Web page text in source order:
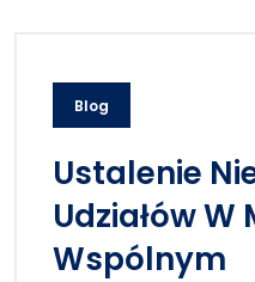
Blog
Ustalenie
Udziałów
Wspólnym